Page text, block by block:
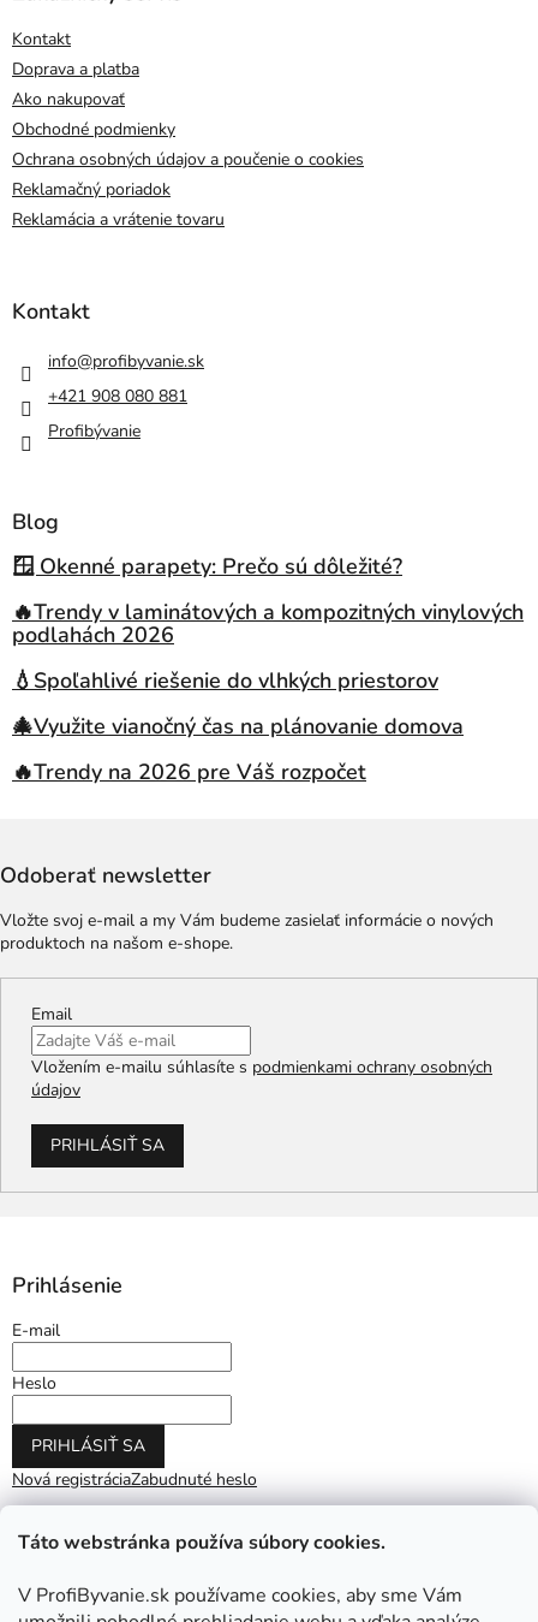
Táto webstránka používa súbory cookies.
V ProfiByvanie.sk používame cookies, aby sme Vám
Kontakt
Doprava a platba
Ako nakupovať
Obchodné podmienky
Ochrana osobných údajov a poučenie o cookies
Reklamačný poriadok
Reklamácia a vrátenie tovaru
Kontakt
info@profibyvanie.sk
+421 908 080 881
Profibývanie
Blog
🪟 Okenné parapety: Prečo sú dôležité?
🔥Trendy v laminátových a kompozitných vinylových
podlahách 2026
💧Spoľahlivé riešenie do vlhkých priestorov
🎄Využite vianočný čas na plánovanie domova
🔥Trendy na 2026 pre Váš rozpočet
Odoberať newsletter
Vložte svoj e-mail a my Vám budeme zasielať informácie o nových
produktoch na našom e-shope.
Email
Vložením e-mailu súhlasíte s podmienkami ochrany osobných
údajov
PRIHLÁSIŤ SA
Prihlásenie
E-mail
Heslo
PRIHLÁSIŤ SA
Nová registráciaZabudnuté heslo